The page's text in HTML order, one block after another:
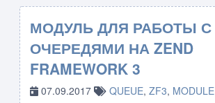
МОДУЛЬ ДЛЯ РАБОТЫ С
ОЧЕРЕДЯМИ НА ZEND
FRAMEWORK 3
07.09.2017 QUEUE, ZF3, MODULE